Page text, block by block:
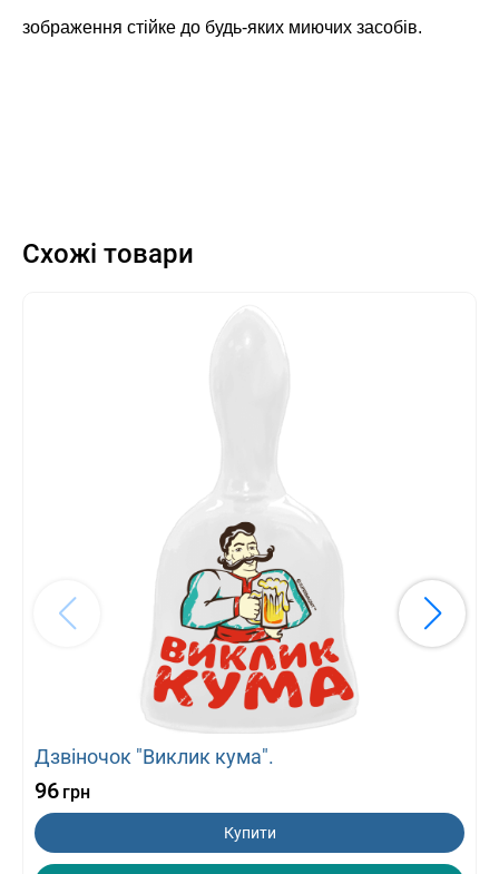
зображення стійке до будь-яких миючих засобів.
Схожі товари
Дзвіночок "Виклик кума".
96 грн
Купити